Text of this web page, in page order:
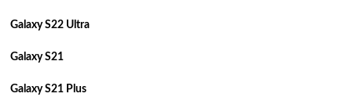
Galaxy S22 Ultra
Galaxy S21
Galaxy S21 Plus